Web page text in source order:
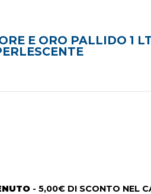
E ORO PALLIDO 1
- 5,00€ DI SCONTO NEL